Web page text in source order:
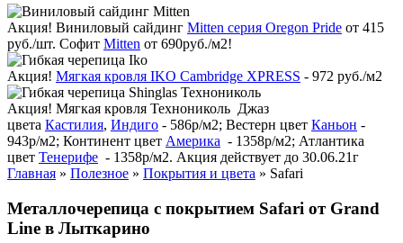
Акция! Виниловый сайдинг Mitten серия Oregon Pride от 415
руб./шт. Софит Mitten от 690руб./м2!
Акция! Мягкая кровля IKO Cambridge XPRESS - 972 руб./м2
Акция! Мягкая кровля Технониколь Джаз
цвета Кастилия, Индиго - 586р/м2; Вестерн цвет Каньон -
943р/м2; Континент цвет Америка - 1358р/м2; Атлантика
цвет Тенерифе - 1358р/м2. Акция действует до 30.06.21г
Главная » Полезное » Покрытия и цвета » Safari
Металлочерепица с покрытием Safari от Grand
Line в Лыткарино